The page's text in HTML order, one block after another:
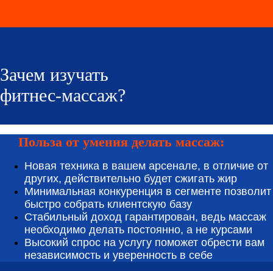
Зачем изучать
фитнес-массаж?
Польза от умения делать массаж:
Новая техника в вашем арсенале, в отличие от
других, действительно будет сжигать жир
Минимальная конкуренция в сегменте позволит
быстро собрать клиентскую базу
Стабильный доход гарантирован, ведь массаж
необходимо делать постоянно, а не курсами
Высокий спрос на услугу поможет обрести вам
независимость и уверенность в себе